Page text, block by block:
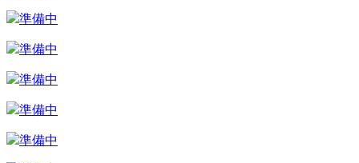
準備中
準備中
準備中
準備中
準備中